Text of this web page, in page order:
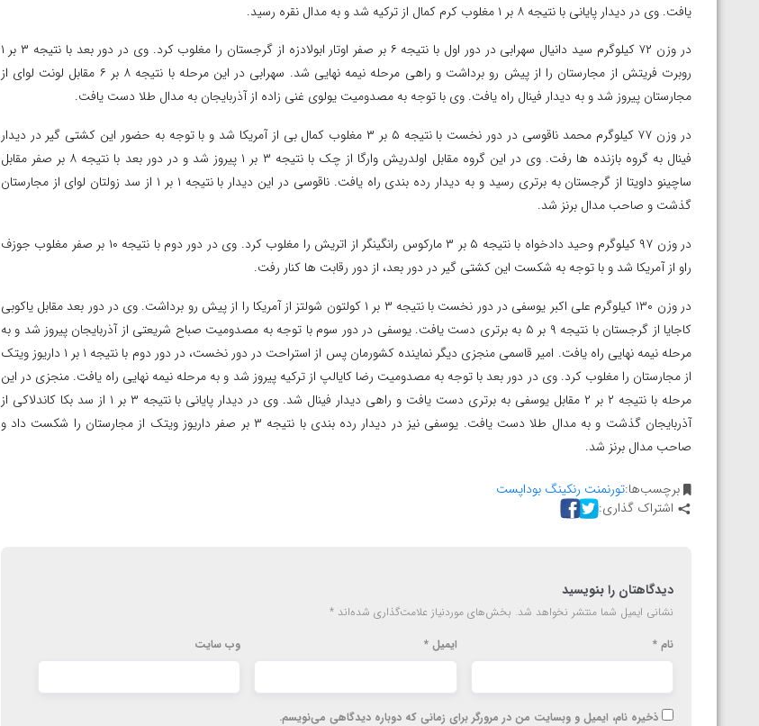
یافت. وی در دیدار پایانی با نتیجه ۸ بر ۱ مغلوب کرم کمال از ترکیه شد و به مدال نقره رسید.
در وزن ۷۲ کیلوگرم سید دانیال سهرابی در دور اول با نتیجه ۶ بر صفر اوتار ابولادزه از گرجستان را مغلوب کرد. وی در دور بعد با نتیجه ۳ بر ۱
روبرت فریتش از مجارستان را از پیش رو برداشت و راهی مرحله نیمه نهایی شد. سهرابی در این مرحله با نتیجه ۸ بر ۶ مقابل لونت لوای از
مجارستان پیروز شد و به دیدار فینال راه یافت. وی با توجه به مصدومیت یولوی غنی زاده از آذربایجان به مدال طلا دست یافت.
در وزن ۷۷ کیلوگرم محمد ناقوسی در دور نخست با نتیجه ۵ بر ۳ مغلوب کمال بی از آمریکا شد و با توجه به حضور این کشتی گیر در دیدار
فینال به گروه بازنده ها رفت. وی در این گروه مقابل اولدریش وارگا از چک با نتیجه ۳ بر ۱ پیروز شد و در دور بعد با نتیجه ۸ بر صفر مقابل
ساچینو داویتا از گرجستان به برتری رسید و به دیدار رده بندی راه یافت. ناقوسی در این دیدار با نتیجه ۱ بر ۱ از سد زولتان لوای از مجارستان
گذشت و صاحب مدال برنز شد.
در وزن ۹۷ کیلوگرم وحید دادخواه با نتیجه ۵ بر ۳ مارکوس رانگینگر از اتریش را مغلوب کرد. وی در دور دوم با نتیجه ۱۰ بر صفر مغلوب جوزف
راو از آمریکا شد و با توجه به شکست این کشتی گیر در دور بعد، از دور رقابت ها کنار رفت.
در وزن ۱۳۰ کیلوگرم علی اکبر یوسفی در دور نخست با نتیجه ۳ بر ۱ کولتون شولتز از آمریکا را از پیش رو برداشت. وی در دور بعد مقابل یاکوبی
کاجایا از گرجستان با نتیجه ۹ بر ۵ به برتری دست یافت. یوسفی در دور سوم با توجه به مصدومیت صباح شریعتی از آذربایجان پیروز شد و به
مرحله نیمه نهایی راه یافت. امیر قاسمی منجزی دیگر نماینده کشورمان پس از استراحت در دور نخست، در دور دوم با نتیجه ۱ بر ۱ داریوز ویتک
از مجارستان را مغلوب کرد. وی در دور بعد با توجه به مصدومیت رضا کایالپ از ترکیه پیروز شد و به مرحله نیمه نهایی راه یافت. منجزی در این
مرحله با نتیجه ۲ بر ۲ مقابل یوسفی به برتری دست یافت و راهی دیدار فینال شد. وی در دیدار پایانی با نتیجه ۳ بر ۱ از سد بکا کاندلاکی از
آذربایجان گذشت و به مدال طلا دست یافت. یوسفی نیز در دیدار رده بندی با نتیجه ۳ بر صفر داریوز ویتک از مجارستان را شکست داد و
صاحب مدال برنز شد.
برچسب‌ها:تورنمنت رنکینگ بوداپست
اشتراک گذاری:
دیدگاهتان را بنویسید
نشانی ایمیل شما منتشر نخواهد شد. بخش‌های موردنیاز علامت‌گذاری شده‌اند *
نام * ایمیل* وب‌ سایت
ذخیره نام، ایمیل و وبسایت من در مرورگر برای زمانی که دوباره دیدگاهی می‌نویسم.